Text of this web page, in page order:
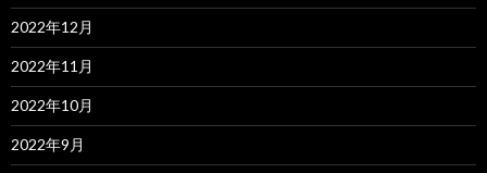
2022年12月
2022年11月
2022年10月
2022年9月